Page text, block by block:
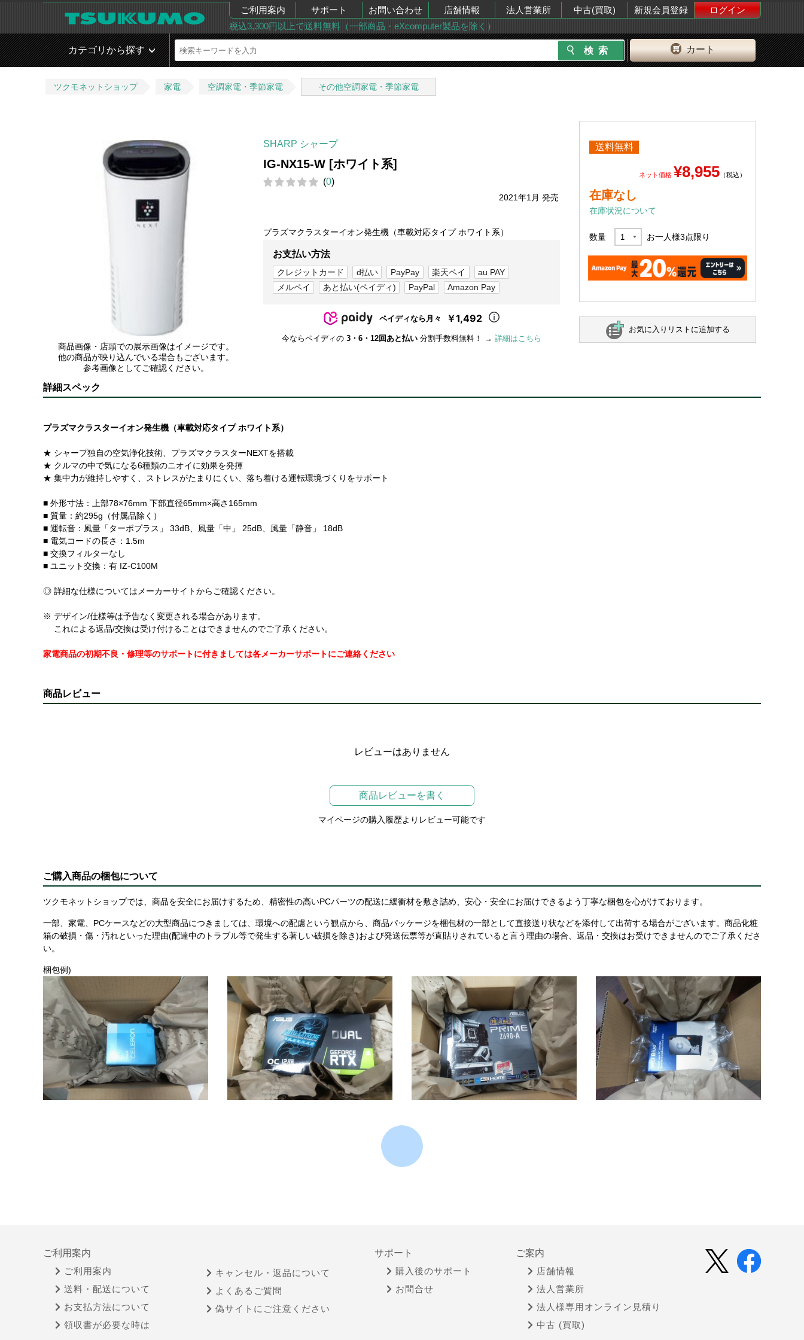
ご利用案内 サポート お問い合わせ 店舗情報 法人営業所 中古(買取) 新規会員登録
ログイン
税込3,300円以上で送料無料（一部商品・eXcomputer製品を除く）
カート
カテゴリから探す
ツクモネットショップ 家電 空調家電・季節家電 その他空調家電・季節家電
商品画像・店頭での展示画像はイメージです。
他の商品が映り込んでいる場合もございます。
参考画像としてご確認ください。
SHARP シャープ
IG-NX15-W [ホワイト系]
(0)
2021年1月 発売
プラズマクラスターイオン発生機（車載対応タイプ ホワイト系）
お支払い方法
クレジットカード d払い PayPay 楽天ペイ
au PAY
メルペイ
あと払い(ペイディ) PayPal Amazon Pay
ペイディなら月々 ￥1,492
今ならペイディの 3・6・12回あと払い 分割手数料無料！ → 詳細はこちら
送料無料
ネット価格 ¥8,955 （税込）
在庫なし
在庫状況について
数量 お一人様3点限り
お気に入りリストに追加する
詳細スペック
プラズマクラスターイオン発生機（車載対応タイプ ホワイト系）
★ シャープ独自の空気浄化技術、プラズマクラスターNEXTを搭載
★ クルマの中で気になる6種類のニオイに効果を発揮
★ 集中力が維持しやすく、ストレスがたまりにくい、落ち着ける運転環境づくりをサポート
■ 外形寸法：上部78×76mm 下部直径65mm×高さ165mm
■ 質量：約295g（付属品除く）
■ 運転音：風量「ターボプラス」 33dB、風量「中」 25dB、風量「静音」 18dB
■ 電気コードの長さ：1.5m
■ 交換フィルターなし
■ ユニット交換：有 IZ-C100M
◎ 詳細な仕様についてはメーカーサイトからご確認ください。
※ デザイン/仕様等は予告なく変更される場合があります。
これによる返品/交換は受け付けることはできませんのでご了承ください。
家電商品の初期不良・修理等のサポートに付きましては各メーカーサポートにご連絡ください
商品レビュー
レビューはありません
商品レビューを書く
マイページの購入履歴よりレビュー可能です
ご購入商品の梱包について
ツクモネットショップでは、商品を安全にお届けするため、精密性の高いPCパーツの配送に緩衝材を敷き詰め、安心・安全にお届けできるよう丁寧な梱包を心がけております。
一部、家電、PCケースなどの大型商品につきましては、環境への配慮という観点から、商品パッケージを梱包材の一部として直接送り状などを添付して出荷する場合がございます。商品化粧
箱の破損・傷・汚れといった理由(配達中のトラブル等で発生する著しい破損を除き)および発送伝票等が直貼りされていると言う理由の場合、返品・交換はお受けできませんのでご了承くださ
い。
梱包例)
ご利用案内
ご利用案内
送料・配送について
お支払方法について
領収書が必要な時は
キャンセル・返品について
よくあるご質問
偽サイトにご注意ください
サポート
購入後のサポート
お問合せ
ご案内
店舗情報
法人営業所
法人様専用オンライン見積り
中古 (買取)